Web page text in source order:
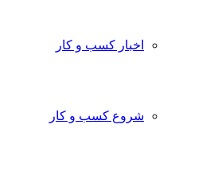
اخبار کسب و کار
شروع کسب و کار